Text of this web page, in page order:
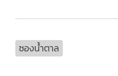
ซองน้ำตาล